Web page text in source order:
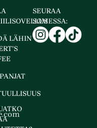
LÄHIN
SEURAA
SOMESSA: